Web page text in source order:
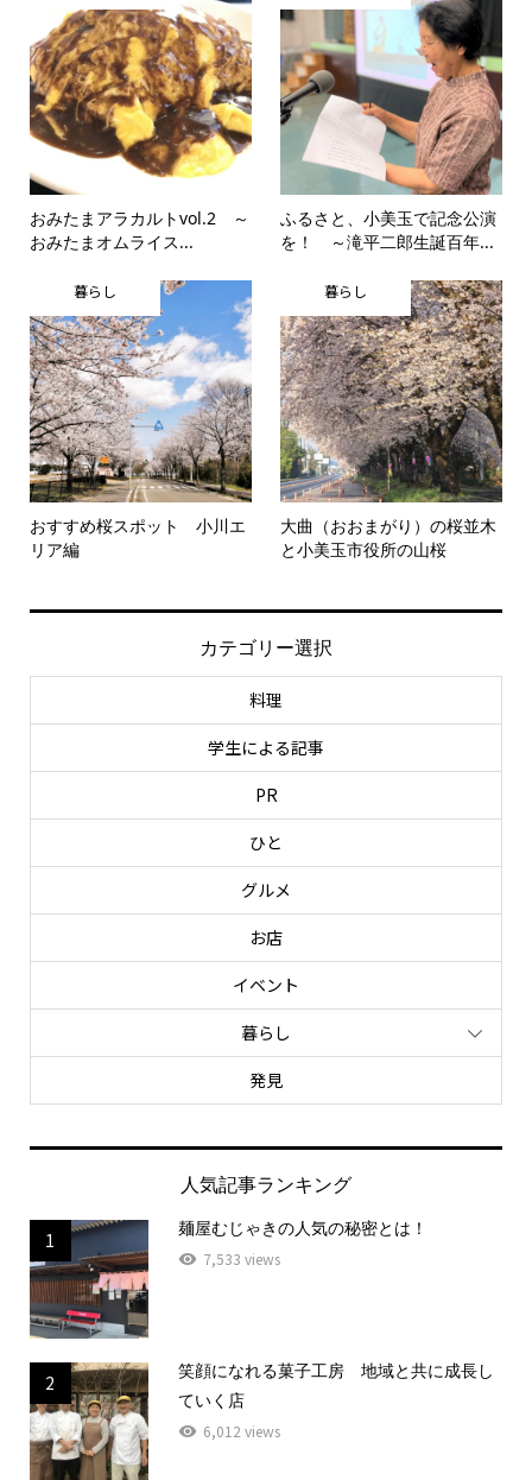
おみたまアラカルトvol.2 ～
おみたまオムライス...
ふるさと、小美玉で記念公演
を！ ～滝平二郎生誕百年...
暮らし
おすすめ桜スポット 小川エ
リア編
暮らし
大曲（おおまがり）の桜並木
と小美玉市役所の山桜
カテゴリー選択
料理
学生による記事
PR
ひと
グルメ
お店
イベント
暮らし
発見
人気記事ランキング
1
麺屋むじゃきの人気の秘密とは！
7,533 views
2
笑顔になれる菓子工房 地域と共に成長し
ていく店
6,012 views